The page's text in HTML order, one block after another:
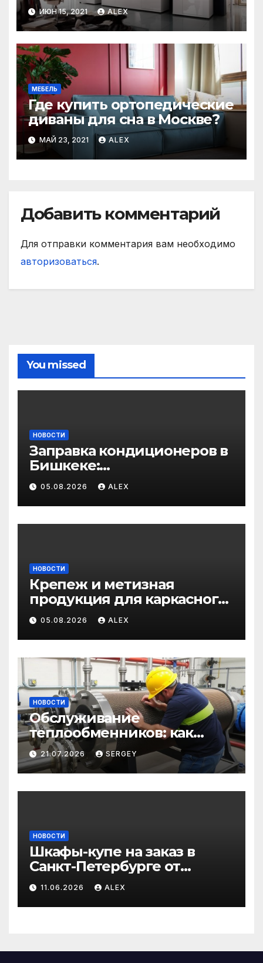
ИЮН 15, 2021 ALEX
МЕБЕЛЬ
Где купить ортопедические
диваны для сна в Москве?
МАЙ 23, 2021 ALEX
Добавить комментарий
Для отправки комментария вам необходимо
авторизоваться.
You missed
НОВОСТИ
Заправка кондиционеров в
Бишкеке:
профессиональные услуги
для дома и авто
05.08.2026 ALEX
НОВОСТИ
Крепеж и метизная
продукция для каркасного
и загородного
строительства: от
саморезов до анкеров
05.08.2026 ALEX
НОВОСТИ
Обслуживание
теплообменников: как
сохранить эффективность
и избежать простоев
21.07.2026 SERGEY
НОВОСТИ
Шкафы-купе на заказ в
Санкт-Петербурге от
производителя по
доступным ценам
11.06.2026 ALEX